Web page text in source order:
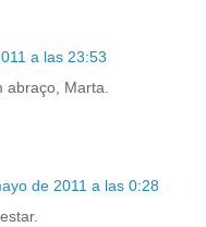
a las 23:53
abraço, Marta.
de 2011 a las 0:28